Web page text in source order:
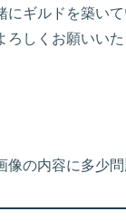
にギルドを築い
ろしくお願いい
の内容に多少